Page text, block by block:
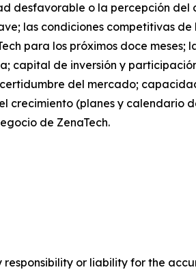
desfavorable o la percepción del
las condiciones competitivas de
para los próximos doce meses;
capital de inversión y
del mercado;
crecimiento (planes y calendario
de ZenaTech.
or liability for the